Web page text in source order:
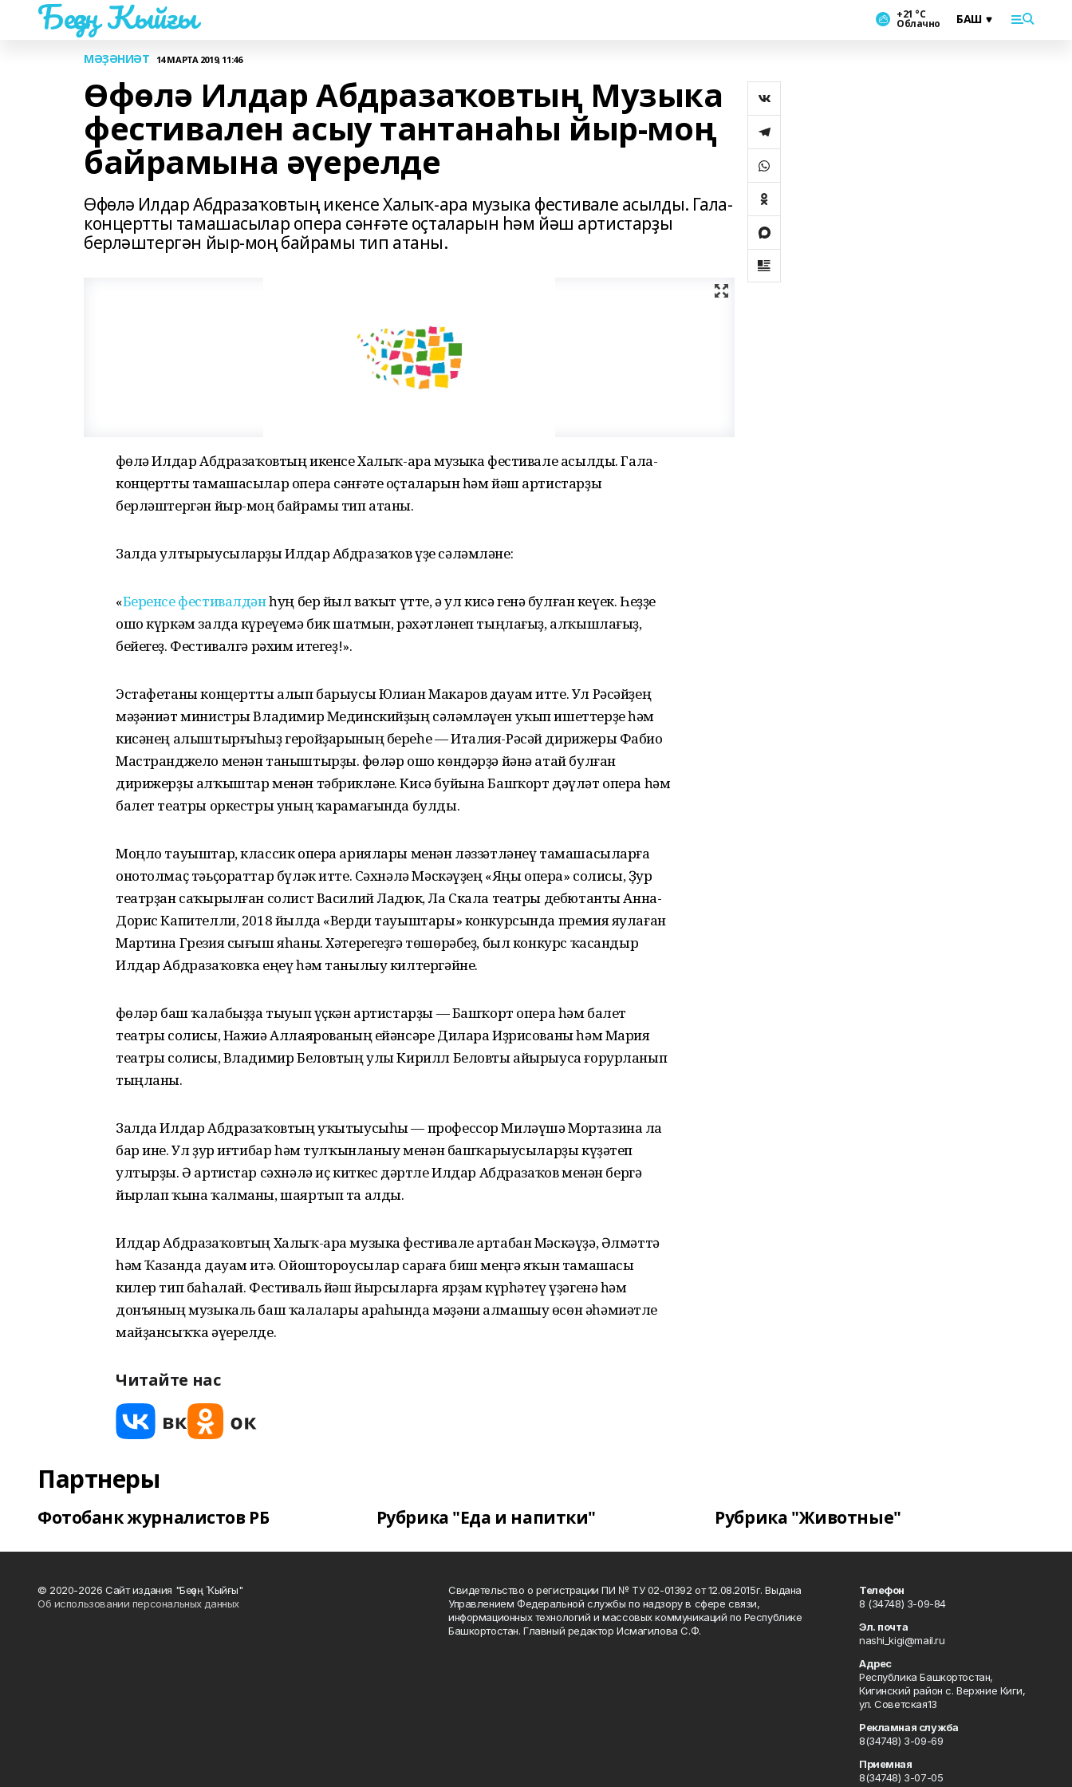
Беҙҙең Ҡыйғы +21 °С
Облачно
МӘҘӘНИӘТ 14 МАРТА 2019, 11:46
Өфөлә Илдар Абдразаҡовтың Музыка
фестивален асыу тантанаһы йыр-моң
байрамына әүерелде
Өфөлә Илдар Абдразаҡовтың икенсе Халыҡ-ара музыка фестивале асылды. Гала-
концертты тамашасылар опера сәнғәте оҫталарын һәм йәш артистарҙы
берләштергән йыр-моң байрамы тип атаны.
Өфөлә Илдар Абдразаҡовтың икенсе Халыҡ-ара музыка фестивале асылды. Гала-
концертты тамашасылар опера сәнғәте оҫталарын һәм йәш артистарҙы
берләштергән йыр-моң байрамы тип атаны.
Залда ултырыусыларҙы Илдар Абдразаҡов үҙе сәләмләне:
«Беренсе фестивалдәнһуң бер йыл ваҡыт үтте, ә ул кисә генә булған кеүек. Һеҙҙе
ошо күркәм залда күреүемә бик шатмын, рәхәтләнеп тыңлағыҙ, алҡышлағыҙ,
бейегеҙ. Фестивалгә рәхим итегеҙ!».
Эстафетаны концертты алып барыусы Юлиан Макаров дауам итте. Ул Рәсәйҙең
мәҙәниәт министры Владимир Мединскийҙың сәләмләүен уҡып ишеттерҙе һәм
кисәнең алыштырғыһыҙ геройҙарының береһе — Италия-Рәсәй дирижеры Фабио
Мастранджело менән таныштырҙы. Өфөләр ошо көндәрҙә йәнә атай булған
дирижерҙы алҡыштар менән тәбрикләне. Кисә буйына Башҡорт дәүләт опера һәм
балет театры оркестры уның ҡарамағында булды.
Моңло тауыштар, классик опера ариялары менән ләззәтләнеү тамашасыларға
онотолмаҫ тәьҫораттар бүләк итте. Сәхнәлә Мәскәүҙең «Яңы опера» солисы, Ҙур
театрҙан саҡырылған солист Василий Ладюк, Ла Скала театры дебютанты Анна-
Дорис Капителли, 2018 йылда «Верди тауыштары» конкурсында премия яулаған
Мартина Грезия сығыш яһаны. Хәтерегеҙгә төшөрәбеҙ, был конкурс ҡасандыр
Илдар Абдразаҡовҡа еңеү һәм танылыу килтергәйне.
Өфөләр баш ҡалабыҙҙа тыуып үҫкән артистарҙы — Башҡорт опера һәм балет
театры солисы, Нажиә Аллаярованың ейәнсәре Дилара Иҙрисованы һәм Мария
театры солисы, Владимир Беловтың улы Кирилл Беловты айырыуса ғорурланып
тыңланы.
Залда Илдар Абдразаҡовтың уҡытыусыһы — профессор Миләүшә Мортазина ла
бар ине. Ул ҙур иғтибар һәм тулҡынланыу менән башҡарыусыларҙы күҙәтеп
ултырҙы. Ә артистар сәхнәлә иҫ киткес дәртле Илдар Абдразаҡов менән бергә
йырлап ҡына ҡалманы, шаяртып та алды.
Илдар Абдразаҡовтың Халыҡ-ара музыка фестивале артабан Мәскәүҙә, Әлмәттә
һәм Ҡазанда дауам итә. Ойоштороусылар сараға биш меңгә яҡын тамашасы
килер тип баһалай. Фестиваль йәш йырсыларға ярҙам күрһәтеү үҙәгенә һәм
донъяның музыкаль баш ҡалалары араһында мәҙәни алмашыу өсөн әһәмиәтле
майҙансыҡҡа әүерелде.
Читайте нас
Партнеры
Фотобанк журналистов РБ Рубрика "Еда и напитки" Рубрика "Животные"
© 2020-2026 Сайт издания "Беҙҙең Ҡыйғы"
Об использовании персональных данных
Свидетельство о регистрации ПИ № ТУ 02-01392 от 12.08.2015г. Выдана
Управлением Федеральной службы по надзору в сфере связи,
информационных технологий и массовых коммуникаций по Республике
Башкортостан. Главный редактор Исмагилова С.Ф.
Телефон
8 (34748) 3-09-84
Эл. почта
nashi_kigi@mail.ru
Адрес
Республика Башкортостан,
Кигинский район с. Верхние Киги,
ул. Советская13
Рекламная служба
8(34748) 3-09-69
Приемная
8(34748) 3-07-05